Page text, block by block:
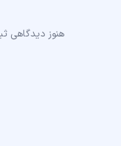
هنوز دیدگاهی